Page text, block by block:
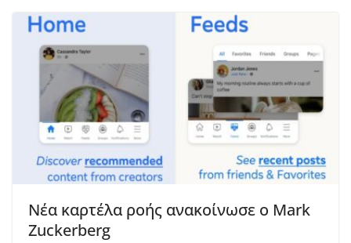
Νέα καρτέλα ροής ανακοίνωσε ο Mark
Zuckerberg